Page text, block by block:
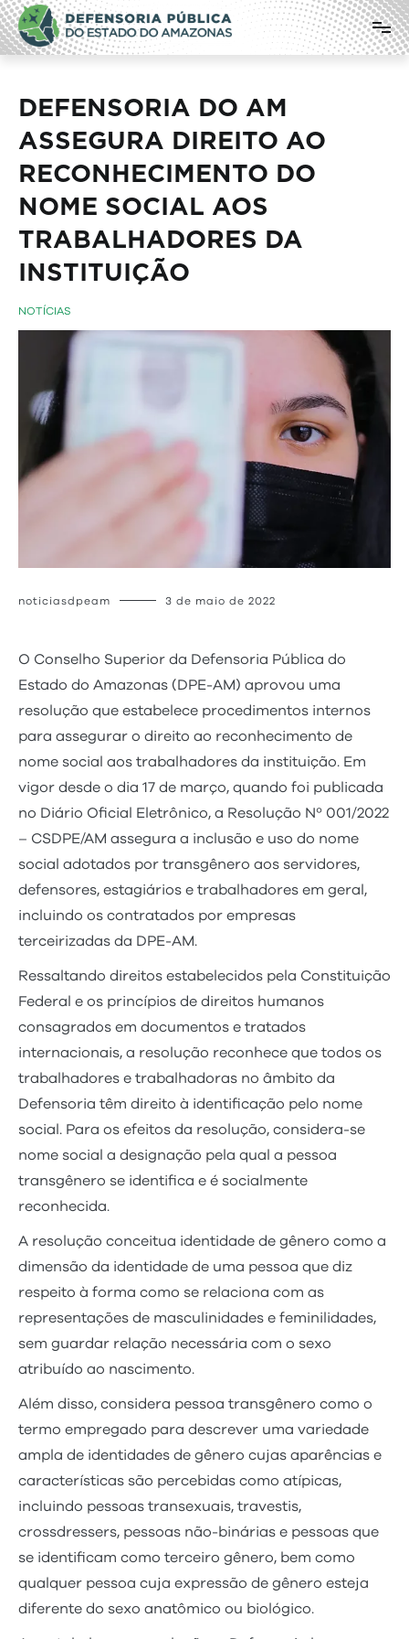
Pular
para
o
conteúdo
Defensoria Pública do Estado do
Amazonas
DEFENSORIA DO AM
ASSEGURA DIREITO AO
RECONHECIMENTO DO
NOME SOCIAL AOS
TRABALHADORES DA
INSTITUIÇÃO
NOTÍCIAS
noticiasdpeam 3 de maio de 2022
O Conselho Superior da Defensoria Pública do
Estado do Amazonas (DPE-AM) aprovou uma
resolução que estabelece procedimentos internos
para assegurar o direito ao reconhecimento de
nome social aos trabalhadores da instituição. Em
vigor desde o dia 17 de março, quando foi publicada
no Diário Oficial Eletrônico, a Resolução Nº 001/2022
– CSDPE/AM assegura a inclusão e uso do nome
social adotados por transgênero aos servidores,
defensores, estagiários e trabalhadores em geral,
incluindo os contratados por empresas
terceirizadas da DPE-AM.
Ressaltando direitos estabelecidos pela Constituição
Federal e os princípios de direitos humanos
consagrados em documentos e tratados
internacionais, a resolução reconhece que todos os
trabalhadores e trabalhadoras no âmbito da
Defensoria têm direito à identificação pelo nome
social. Para os efeitos da resolução, considera-se
nome social a designação pela qual a pessoa
transgênero se identifica e é socialmente
reconhecida.
A resolução conceitua identidade de gênero como a
dimensão da identidade de uma pessoa que diz
respeito à forma como se relaciona com as
representações de masculinidades e feminilidades,
sem guardar relação necessária com o sexo
atribuído ao nascimento.
Além disso, considera pessoa transgênero como o
termo empregado para descrever uma variedade
ampla de identidades de gênero cujas aparências e
características são percebidas como atípicas,
incluindo pessoas transexuais, travestis,
crossdressers, pessoas não-binárias e pessoas que
se identificam como terceiro gênero, bem como
qualquer pessoa cuja expressão de gênero esteja
diferente do sexo anatômico ou biológico.